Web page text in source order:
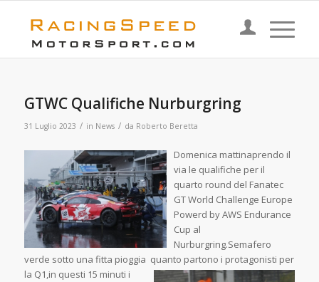
GTWC Qualifiche Nurburgring
31 Luglio 2023 / in News / da Roberto Beretta
Domenica mattinaprendo il
via le qualifiche per il
quarto round del Fanatec
GT World Challenge Europe
Powerd by AWS Endurance
Cup al
Nurburgring.Semafero
verde sotto una fitta pioggia quanto partono i protagonisti per
la Q1,in questi 15 minuti i